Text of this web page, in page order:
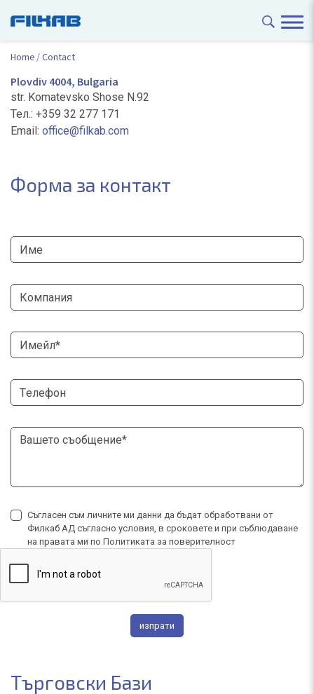
Home Contact
Plovdiv 4004, Bulgaria
str. Komatevsko Shose N.92
Тел.: +359 32 277 171
Email: office@filkab.com
Форма за контакт
Съгласен съм личните ми данни да бъдат обработвани от
Филкаб АД съгласно условия, в сроковете и при съблюдаване
на правата ми по Политиката за поверителност
изпрати
Търговски Бази